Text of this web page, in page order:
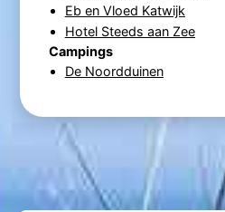
Eb en Vloed Katwijk
Hotel Steeds aan Zee
Campings
De Noordduinen